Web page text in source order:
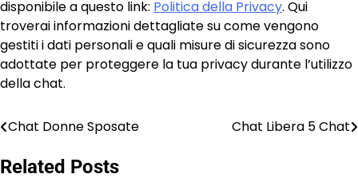
disponibile a questo link: Politica della Privacy. Qui
troverai informazioni dettagliate su come vengono
gestiti i dati personali e quali misure di sicurezza sono
adottate per proteggere la tua privacy durante l’utilizzo
della chat.
Post
navigation
Chat Donne Sposate Chat Libera 5 Chat
Related Posts